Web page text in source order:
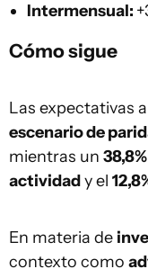
Intermensual:
Cómo sigue
Las expectativas
escenario de
mientras un 38,8%
actividady el
En materia de
contexto como